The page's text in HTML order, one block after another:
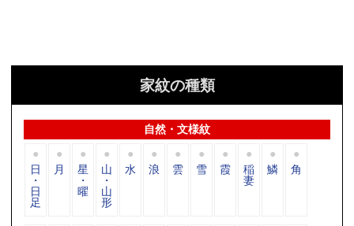
家紋の種類
自然・文様紋
日
・
日
足
月 星
・
曜
山
・
山
形
水 浪 雲 雪 霞 稲
妻
鱗 角